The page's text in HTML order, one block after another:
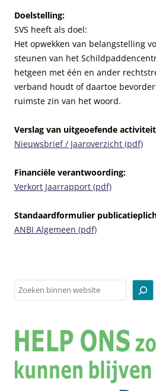
Doelstelling:
SVS heeft als doel:
Het opwekken van belangstelling
steunen van het
hetgeen met één en ander
verband houdt of daartoe
ruimste zin van het woord.
Verslag van uitgeoefende
Nieuwsbrief / Jaaroverzicht (pdf)
Financiële verantwoording:
Verkort Jaarrapport (pdf)
Standaardformulier
ANBI Algemeen (pdf)
Zoeken